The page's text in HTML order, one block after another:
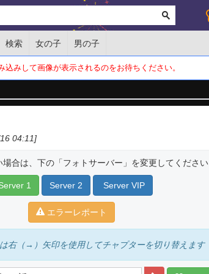
検索 女の子 男の子
みして画像が表示されるのをお待ちください。
04:11]
場合は、下の「フォトサーバー」を変更してください
1 Server 2 Server VIP
エラーレポート
右（→）矢印を使用してチャプターを切り替えます